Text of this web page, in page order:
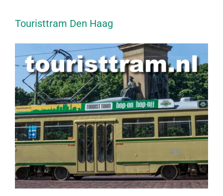
Touristtram Den Haag